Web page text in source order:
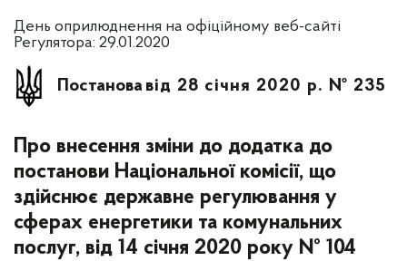
День оприлюднення на офіційному веб-сайті
Регулятора: 29.01.2020
Постанова від 28 січня 2020 р. № 235
Про внесення зміни до додатка до
постанови Національної комісії, що
здійснює державне регулювання у
сферах енергетики та комунальних
послуг, від 14 січня 2020 року № 104